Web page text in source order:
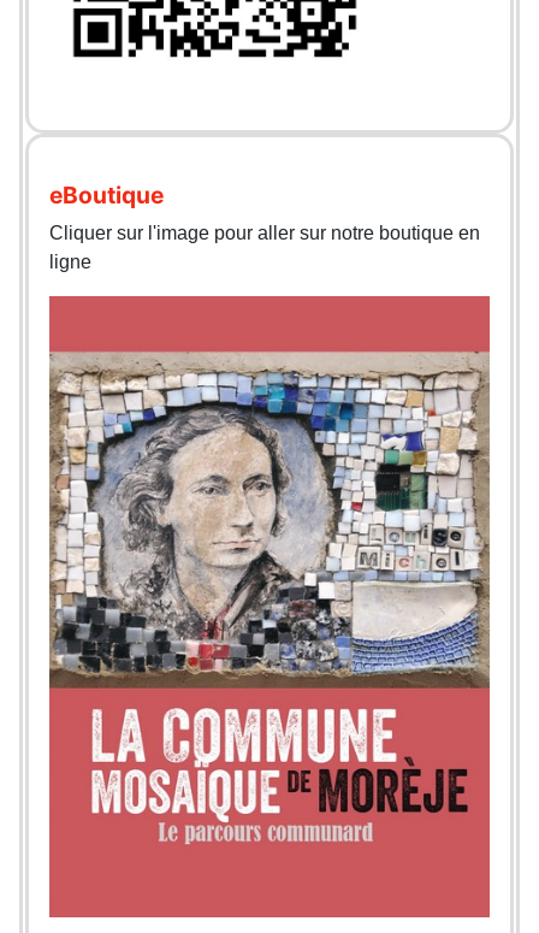
eBoutique
Cliquer sur l'image pour aller sur notre boutique en
ligne